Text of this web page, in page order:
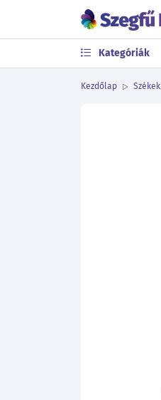
Kategóriák
Kezdőlap Székek